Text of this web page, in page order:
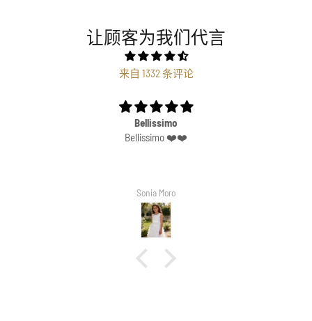
让顾客为我们代言
来自 1332 条评论
Bellissimo
Bellissimo ❤️❤️
Sonia Moro